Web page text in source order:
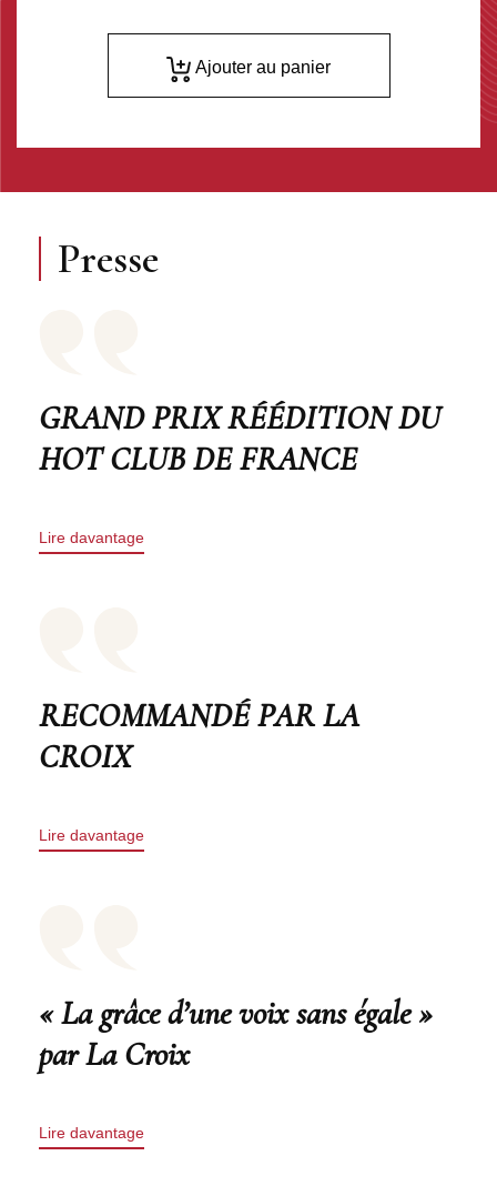
Ajouter au panier
Presse
GRAND PRIX RÉÉDITION DU
HOT CLUB DE FRANCE
Lire davantage
RECOMMANDÉ PAR LA
CROIX
Lire davantage
« La grâce d’une voix sans égale »
par La Croix
Lire davantage